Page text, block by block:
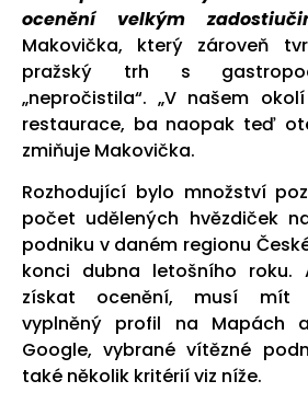
ocenění velkým
Makovička, který zároveň
pražský trh s
„nepročistila“. „V našem
restaurace, ba naopak teď
zmiňuje Makovička.
Rozhodující bylo množství
počet udělených hvězdiček
podniku v daném regionu
konci dubna letošního roku.
získat ocenění, musí mít
vyplněný profil na Mapách
Google, vybrané vítězné
také několik kritérií viz níže.